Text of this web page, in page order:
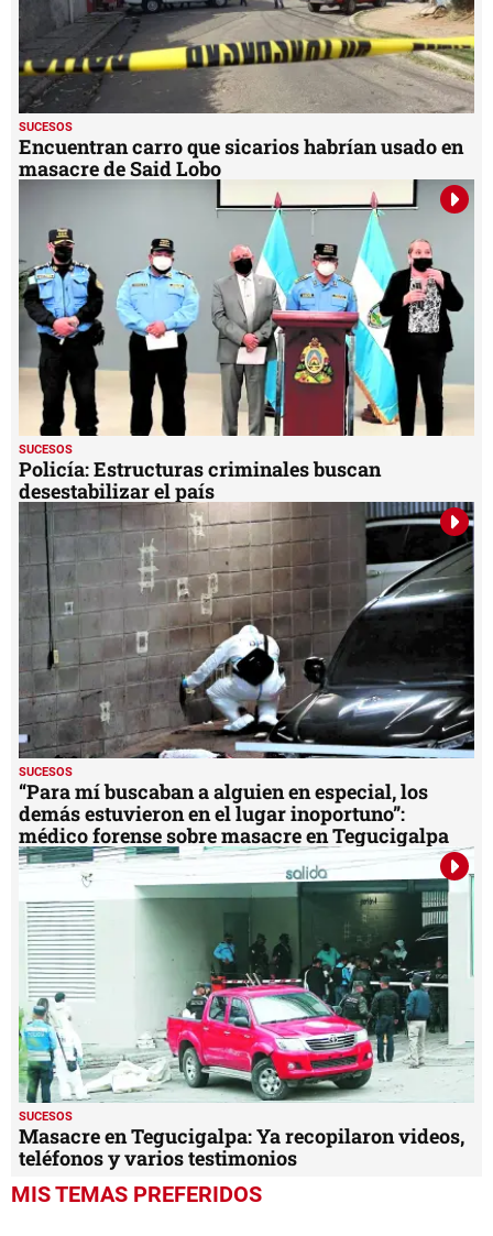
SUCESOS
Encuentran carro que sicarios habrían usado en
masacre de Said Lobo
SUCESOS
Policía: Estructuras criminales buscan
desestabilizar el país
SUCESOS
“Para mí buscaban a alguien en especial, los
demás estuvieron en el lugar inoportuno”:
médico forense sobre masacre en Tegucigalpa
SUCESOS
Masacre en Tegucigalpa: Ya recopilaron videos,
teléfonos y varios testimonios
MIS TEMAS PREFERIDOS